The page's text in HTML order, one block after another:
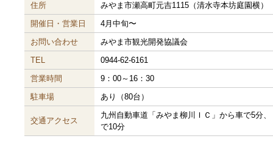
住所
みやま市瀬高町元吉1115（清水寺本坊庭園横）
開催日・営業日
4月中旬〜
お問い合わせ
みやま市観光開発協議会
TEL
0944-62-6161
営業時間
9：00～16：30
駐車場
あり（80台）
交通アクセス
九州自動車道「みやま柳川ＩＣ」から車で5分
で10分